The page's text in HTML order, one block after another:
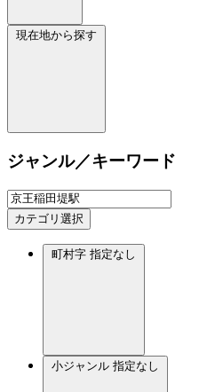
現在地から探す
ジャンル／キーワード
カテゴリ選択
町村字 指定なし
小ジャンル 指定なし